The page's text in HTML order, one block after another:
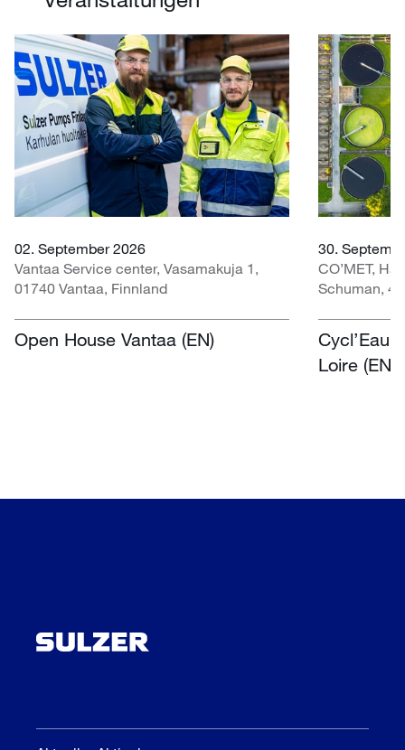
02. September 2026
Vantaa Service center, Vasamakuja 1,
01740 Vantaa, Finnland
Open House Vantaa (EN)
30.
CO’MET,
Schuman,
Cycl’Eau
Loire (EN)